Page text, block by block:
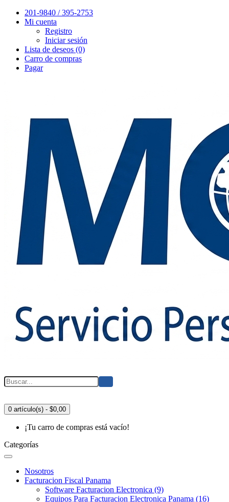
201-9840 / 395-2753
Mi cuenta
Registro
Iniciar sesión
Lista de deseos (0)
Carro de compras
Pagar
0 artículo(s) - $0,00
¡Tu carro de compras está vacío!
Categorías
Nosotros
Facturacion Fiscal Panama
Software Facturacion Electronica (9)
Equipos Para Facturacion Electronica Panama (16)